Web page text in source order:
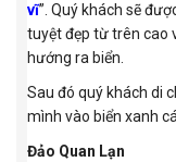
vĩ”. Quý khách sẽ
tuyệt đẹp từ trên cao
hướng ra biển.
Sau đó quý khách di
mình vào biển xanh
Đảo Quan Lạn